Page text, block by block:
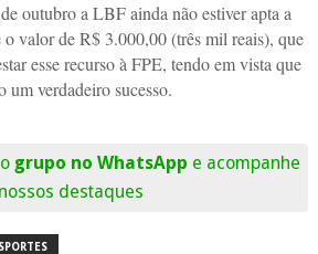
outubro a LBF ainda não estiver apta a
valor de R$ 3.000,00 (três mil reais), que
esse recurso à FPE, tendo em vista que
um verdadeiro sucesso.
grupo no WhatsApp e acompanhe
nossos destaques